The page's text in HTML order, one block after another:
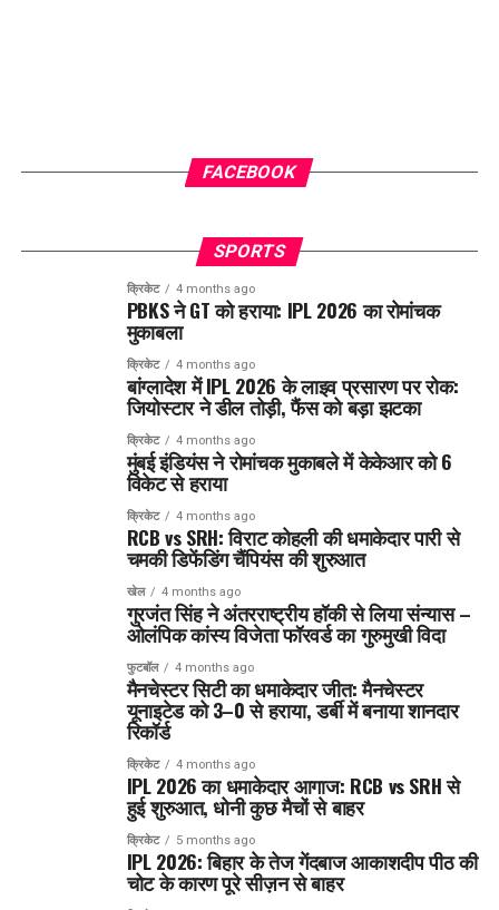
FACEBOOK
SPORTS
क्रिकेट 4 months ago
PBKS ने GT को हराया: IPL 2026 का रोमांचक
मुकाबला
क्रिकेट 4 months ago
बांग्लादेश में IPL 2026 के लाइव प्रसारण पर रोक:
जियोस्टार ने डील तोड़ी, फैंस को बड़ा झटका
क्रिकेट 4 months ago
मुंबई इंडियंस ने रोमांचक मुकाबले में केकेआर को 6
विकेट से हराया
क्रिकेट 4 months ago
RCB vs SRH: विराट कोहली की धमाकेदार पारी से
चमकी डिफेंडिंग चैंपियंस की शुरुआत
खेल 4 months ago
गुरजंत सिंह ने अंतरराष्ट्रीय हॉकी से लिया संन्यास –
ओलंपिक कांस्य विजेता फॉरवर्ड का गुरुमुखी विदा
फुटबॉल 4 months ago
मैनचेस्टर सिटी का धमाकेदार जीत: मैनचेस्टर
यूनाइटेड को 3–0 से हराया, डर्बी में बनाया शानदार
रिकॉर्ड
क्रिकेट 4 months ago
IPL 2026 का धमाकेदार आगाज: RCB vs SRH से
हुई शुरुआत, धोनी कुछ मैचों से बाहर
क्रिकेट 5 months ago
IPL 2026: बिहार के तेज गेंदबाज आकाशदीप पीठ की
चोट के कारण पूरे सीज़न से बाहर